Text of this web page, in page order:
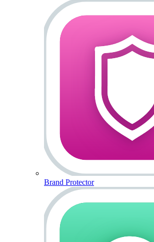
Brand Protector